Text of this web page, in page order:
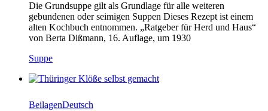
Die Grundsuppe gilt als Grundlage für alle weiteren
gebundenen oder seimigen Suppen Dieses Rezept ist einem
alten Kochbuch entnommen. „Ratgeber für Herd und Haus“
von Berta Dißmann, 16. Auflage, um 1930
Suppe
BeilagenDeutsch